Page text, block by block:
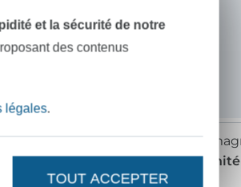
15 oeillets avec rondelles 11 mm argent + outil
€ / unité
1,97 € / unité
et la sécurité de notre
des contenus
légales.
TOUT ACCEPTER